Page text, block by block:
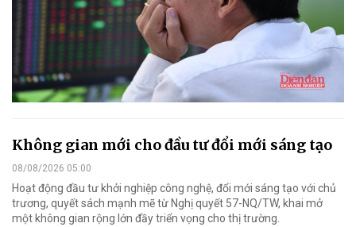
Không gian mới cho đầu tư đổi mới sáng tạo
08/08/2026 05:00
Hoạt động đầu tư khởi nghiệp công nghệ, đổi mới sáng tạo với chủ
trương, quyết sách mạnh mẽ từ Nghị quyết 57-NQ/TW, khai mở
một không gian rộng lớn đầy triển vọng cho thị trường.